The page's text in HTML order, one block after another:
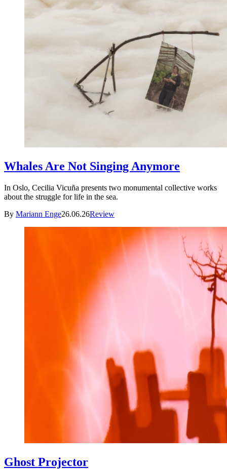
Whales Are Not Singing Anymore
In Oslo, Cecilia Vicuña presents two monumental collective works
about the struggle for life in the sea.
By Mariann Enge26.06.26Review
Ghost Projector